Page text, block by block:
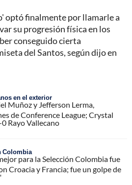
optó finalmente por llamarle a
su progresión física en los
conseguido cierta
del Santos, según dijo en
en el exterior
Muñoz y Jefferson Lerma,
de Conference League; Crystal
0 Rayo Vallecano
Colombia
para la Selección Colombia fue
Croacia y Francia; fue un golpe de